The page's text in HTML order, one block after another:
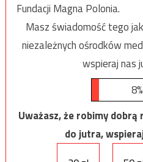
Fundacji Magna Polonia.
Masz świadomość tego
niezależnych ośrodków
wspieraj nas
8%
Uważasz, że robimy
do jutra,